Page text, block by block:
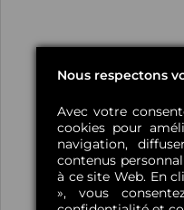
Nous respectons
Avec votre
cookies pour
navigation,
contenus
à ce site Web. En
», vous